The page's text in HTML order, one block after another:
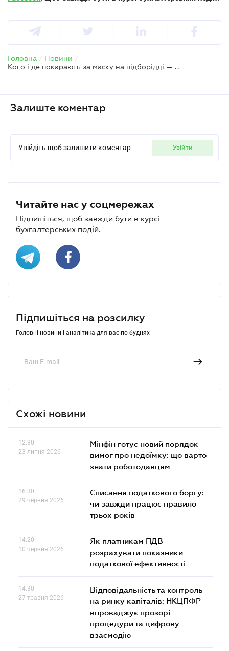
Головна / Новини /
Кого і де покарають за маску на підборідді — прийнято закон про нові штрафи за порушення карантину
Залиште коментар
Увійдіть щоб залишити коментар увійти
Читайте нас у соцмережах
Підпишіться, щоб завжди бути в курсі
бухгалтерських подій.
Підпишіться на розсилку
Головні новини і аналітика для вас по буднях
Схожі новини
12.30
23 липня 2026
Мінфін готує новий порядок
вимог про недоїмку: що варто
знати роботодавцям
16.30
29 червня 2026
Списання податкового боргу:
чи завжди працює правило
трьох років
14.20
10 червня 2026
Як платникам ПДВ
розрахувати показники
податкової ефективності
14.30
27 травня 2026
Відповідальність та контроль
на ринку капіталів: НКЦПФР
впроваджує прозорі
процедури та цифрову
взаємодію